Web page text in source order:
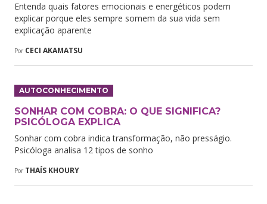
Entenda quais fatores emocionais e energéticos podem
explicar porque eles sempre somem da sua vida sem
explicação aparente
Por CECI AKAMATSU
AUTOCONHECIMENTO
SONHAR COM COBRA: O QUE SIGNIFICA?
PSICÓLOGA EXPLICA
Sonhar com cobra indica transformação, não presságio.
Psicóloga analisa 12 tipos de sonho
Por THAÍS KHOURY